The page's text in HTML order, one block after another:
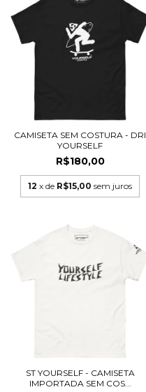
CAMISETA SEM COSTURA - DRI
YOURSELF
R$180,00
12 x de R$15,00 sem juros
ST YOURSELF - CAMISETA
IMPORTADA SEM COS...